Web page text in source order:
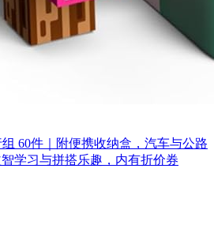
60件｜附便携收纳盒，汽车与公路
学习与拼搭乐趣，内有折价券